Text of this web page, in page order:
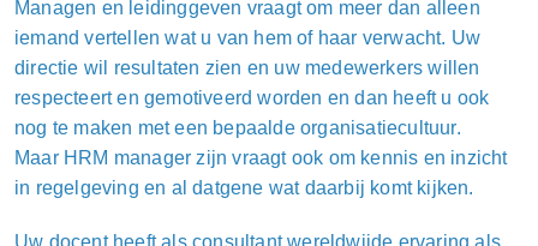
Managen en leidinggeven vraagt om meer dan alleen
iemand vertellen wat u van hem of haar verwacht. Uw
directie wil resultaten zien en uw medewerkers willen
respecteert en gemotiveerd worden en dan heeft u ook
nog te maken met een bepaalde organisatiecultuur.
Maar HRM manager zijn vraagt ook om kennis en inzicht
in regelgeving en al datgene wat daarbij komt kijken.
Uw docent heeft als consultant wereldwijde ervaring als